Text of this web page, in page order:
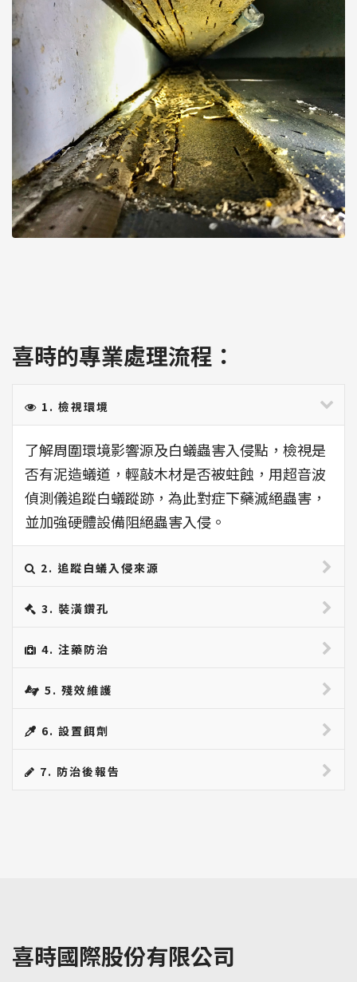
喜時的專業處理流程：
1. 檢視環境
了解周圍環境影響源及白蟻蟲害入侵點，檢視是
否有泥造蟻道，輕敲木材是否被蛀蝕，用超音波
偵測儀追蹤白蟻蹤跡，為此對症下藥滅絕蟲害，
並加強硬體設備阻絕蟲害入侵。
2. 追蹤白蟻入侵來源
3. 裝潢鑽孔
4. 注藥防治
5. 殘效維護
6. 設置餌劑
7. 防治後報告
喜時國際股份有限公司